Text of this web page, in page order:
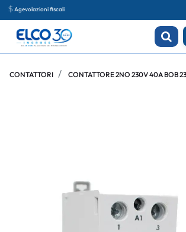
Agevolazioni fiscali
CONTATTORI CONTATTORE 2NO 230V 40A BOB